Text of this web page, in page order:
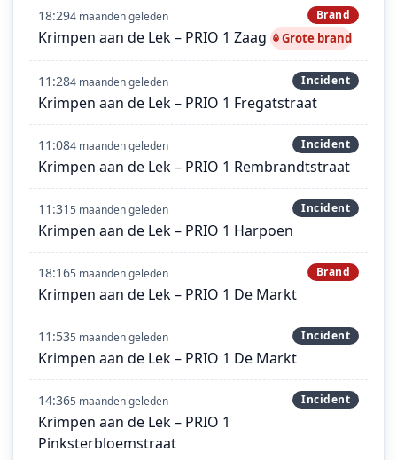
18:294 maanden geleden Brand
Krimpen aan de Lek – PRIO 1 Zaag Grote brand
11:284 maanden geleden Incident
Krimpen aan de Lek – PRIO 1 Fregatstraat
11:084 maanden geleden Incident
Krimpen aan de Lek – PRIO 1 Rembrandtstraat
11:315 maanden geleden Incident
Krimpen aan de Lek – PRIO 1 Harpoen
18:165 maanden geleden Brand
Krimpen aan de Lek – PRIO 1 De Markt
11:535 maanden geleden Incident
Krimpen aan de Lek – PRIO 1 De Markt
14:365 maanden geleden Incident
Krimpen aan de Lek – PRIO 1
Pinksterbloemstraat